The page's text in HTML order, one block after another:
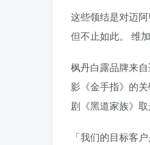
这些领结是对迈
但不止如此。 维
枫丹白露品牌来
影《金手指》的
剧《黑道家族》取
「我们的目标客